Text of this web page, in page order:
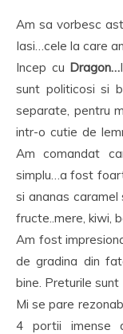
Am sa vorbesc
Iasi…cele la care
Incep cu Dragon…
sunt politicosi si
separate, pentru
intr-o cutie de
Am comandat
simplu…a fost
si ananas
fructe..mere, kiwi,
Am fost
de gradina din
bine. Preturile
Mi se pare
4 portii imense